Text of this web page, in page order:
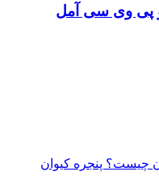
پی وی سی آمل